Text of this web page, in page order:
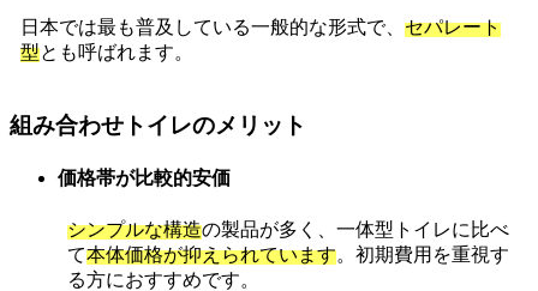
日本では最も普及している一般的な形式で、 セパレート
型とも呼ばれます。
組み合わせトイレのメリット
価格帯が比較的安価
シンプルな構造の製品が多く、一体型トイレに比べ
て本体価格が抑えられています。初期費用を重視す
る方におすすめです。